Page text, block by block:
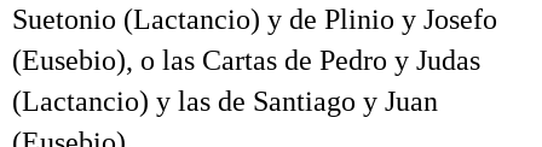
Suetonio (Lactancio) y de Plinio y Josefo
(Eusebio), o las Cartas de Pedro y Judas
(Lactancio) y las de Santiago y Juan